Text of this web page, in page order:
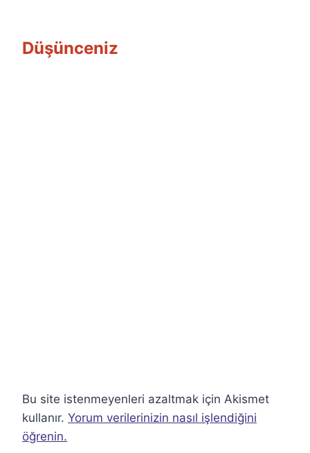
Düşünceniz
Bu site istenmeyenleri azaltmak için Akismet
kullanır. Yorum verilerinizin nasıl işlendiğini
öğrenin.